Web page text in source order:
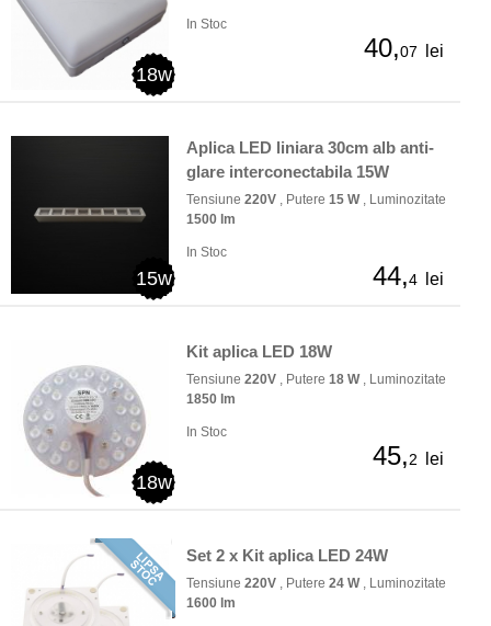
18w
In Stoc
40,07 lei
15w
Aplica LED liniara 30cm alb anti-
glare interconectabila 15W
Tensiune 220V , Putere 15 W, Luminozitate
1500 lm
In Stoc
44,4 lei
18w
Kit aplica LED 18W
Tensiune 220V , Putere 18 W, Luminozitate
1850 lm
In Stoc
45,2 lei
Set 2 x Kit aplica LED 24W
Tensiune 220V , Putere 24 W, Luminozitate
1600 lm